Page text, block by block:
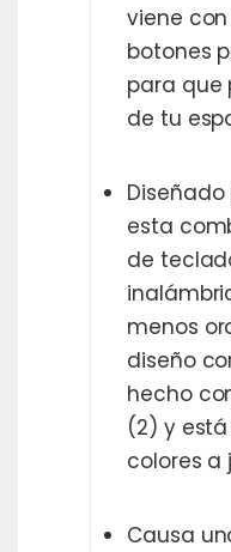
viene
botones
para que
de tu
esta
de
menos
diseño
hecho
(2) y
colores a
Causa